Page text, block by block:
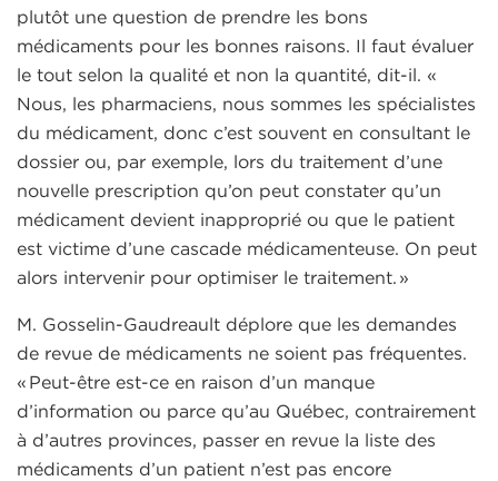
plutôt une question de prendre les bons
médicaments pour les bonnes raisons. Il faut évaluer
le tout selon la qualité et non la quantité, dit-il. «
Nous, les pharmaciens, nous sommes les spécialistes
du médicament, donc c’est souvent en consultant le
dossier ou, par exemple, lors du traitement d’une
nouvelle prescription qu’on peut constater qu’un
médicament devient inapproprié ou que le patient
est victime d’une cascade médicamenteuse. On peut
alors intervenir pour optimiser le traitement. »
M. Gosselin-Gaudreault déplore que les demandes
de revue de médicaments ne soient pas fréquentes.
« Peut-être est-ce en raison d’un manque
d’information ou parce qu’au Québec, contrairement
à d’autres provinces, passer en revue la liste des
médicaments d’un patient n’est pas encore